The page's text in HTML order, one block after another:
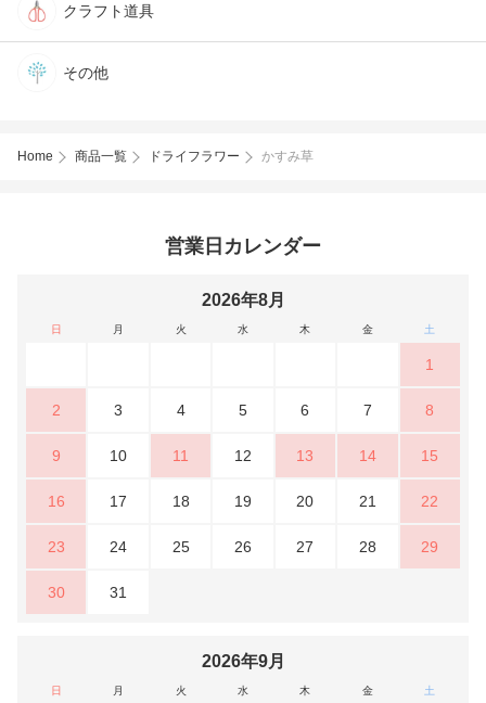
クラフト道具
その他
Home 商品一覧 ドライフラワー かすみ草
営業日カレンダー
2026年8月
日 月 火 水 木 金 土
1
2 3 4 5 6 7 8
9 10 11 12 13 14 15
16 17 18 19 20 21 22
23 24 25 26 27 28 29
30 31
2026年9月
日 月 火 水 木 金 土